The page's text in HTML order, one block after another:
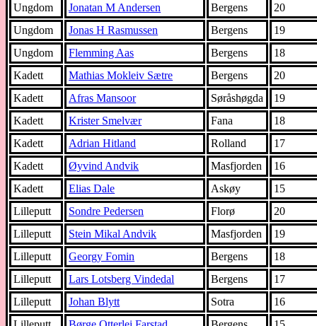
Ungdom
Jonatan M Andersen Bergens
20
Ungdom
Jonas H Rasmussen Bergens
19
Ungdom
Flemming Aas Bergens
18
Kadett
Mathias Mokleiv Sætre Bergens
20
Kadett
Afras Mansoor Søråshøgda
19
Kadett
Krister Smelvær Fana
18
Kadett
Adrian Hitland Rolland
17
Kadett
Øyvind Andvik Masfjorden
16
Kadett
Elias Dale Askøy
15
Lilleputt
Sondre Pedersen Florø
20
Lilleputt
Stein Mikal Andvik Masfjorden
19
Lilleputt
Georgy Fomin Bergens
18
Lilleputt
Lars Lotsberg Vindedal Bergens
17
Lilleputt
Johan Blytt Sotra
16